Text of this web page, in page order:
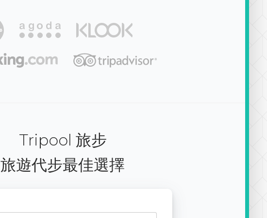
Tripool 旅步
旅遊代步最佳選擇